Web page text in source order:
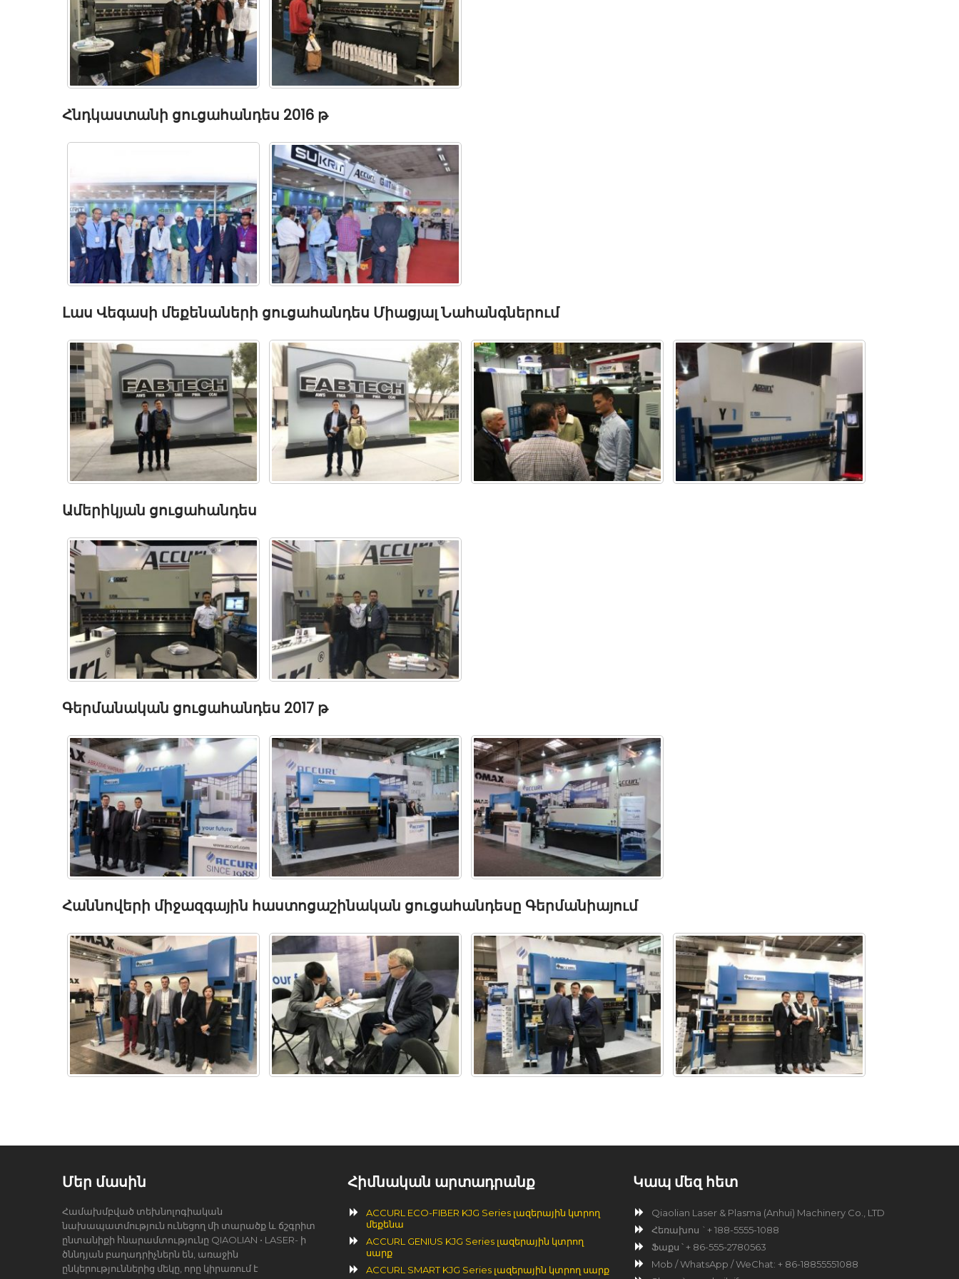
Հնդկաստանի ցուցահանդես 2016 թ
Լաս Վեգասի մեքենաների ցուցահանդես Միացյալ Նահանգներում
Ամերիկյան ցուցահանդես
Գերմանական ցուցահանդես 2017 թ
Հաննովերի միջազգային հաստոցաշինական ցուցահանդեսը Գերմանիայում
Մեր մասին
Համախմբված տեխնոլոգիական
նախապատմություն ունեցող մի տարածք և ճշգրիտ
ընտանիքի հնարամտությունը QIAOLIAN • LASER- ի
ծննդյան բաղադրիչներն են, առաջին
ընկերություններից մեկը, որը կիրառում է
Հիմնական արտադրանք
ACCURL ECO-FIBER KJG Series լազերային կտրող
մեքենա
ACCURL GENIUS KJG Series լազերային կտրող
սարք
ACCURL SMART KJG Series լազերային կտրող սարք
Կապ մեզ հետ
Qiaolian Laser & Plasma (Anhui) Machinery Co., LTD
Հեռախոս `+ 188-5555-1088
Ֆաքս ՝ + 86-555-2780563
Mob / WhatsApp / WeChat: + 86-18855551088